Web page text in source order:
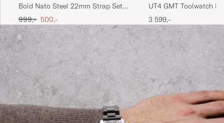
Bold Nato Steel 22mm Strap Set
Multi
Ordinary pris
999,- Nedsat pris
500,-
UT4 GMT Toolwatch
3 599,-